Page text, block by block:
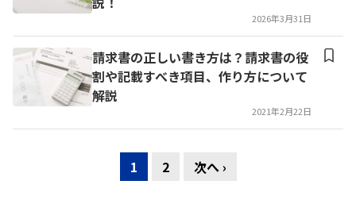
2026年3月31日
請求書の正しい書き方は？請求書の役
割や記載すべき項目、作り方について
解説
2021年2月22日
1 2 次へ ›